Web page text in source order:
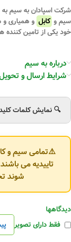
سیم و کابل و همیاری و
خود یکی از تامین کننده
درباره به سیم
شرایط ارسال و
🔍 نمایش کلمات
⚠️تمامی سیم و
تاییدیه می
شوند
دیدگاهها
فقط دارای تصویر